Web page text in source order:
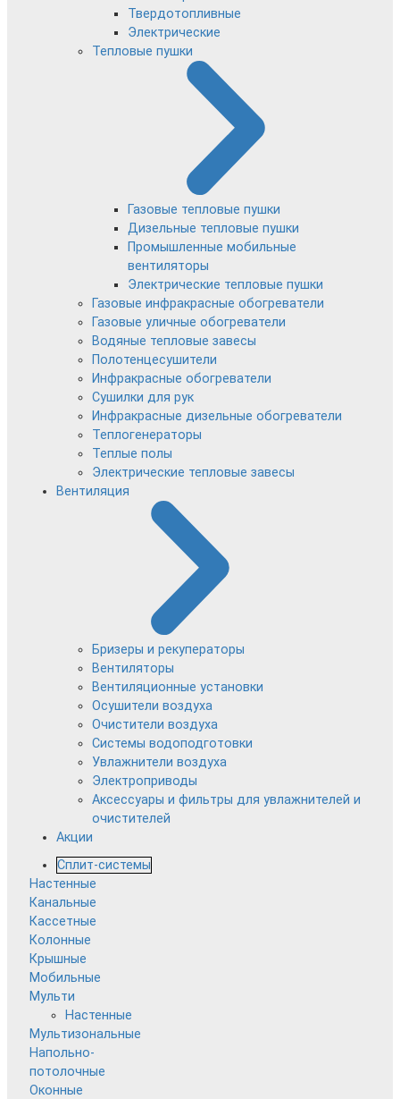
Твердотопливные
Электрические
Тепловые пушки
Газовые тепловые пушки
Дизельные тепловые пушки
Промышленные мобильные
вентиляторы
Электрические тепловые пушки
Газовые инфракрасные обогреватели
Газовые уличные обогреватели
Водяные тепловые завесы
Полотенцесушители
Инфракрасные обогреватели
Сушилки для рук
Инфракрасные дизельные обогреватели
Теплогенераторы
Теплые полы
Электрические тепловые завесы
Вентиляция
Бризеры и рекуператоры
Вентиляторы
Вентиляционные установки
Осушители воздуха
Очистители воздуха
Системы водоподготовки
Увлажнители воздуха
Электроприводы
Аксессуары и фильтры для увлажнителей и
очистителей
Акции
Сплит-системы
Настенные
Канальные
Кассетные
Колонные
Крышные
Мобильные
Мульти
Настенные
Мультизональные
Напольно-
потолочные
Оконные